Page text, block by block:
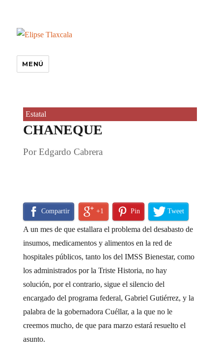
MENÚ
Estatal
CHANEQUE
Por Edgardo Cabrera
Compartir +1 Pin Tweet
A un mes de que estallara el problema del desabasto de
insumos, medicamentos y alimentos en la red de
hospitales públicos, tanto los del IMSS Bienestar, como
los administrados por la Triste Historia, no hay
solución, por el contrario, sigue el silencio del
encargado del programa federal, Gabriel Gutiérrez, y la
palabra de la gobernadora Cuéllar, a la que no le
creemos mucho, de que para marzo estará resuelto el
asunto.